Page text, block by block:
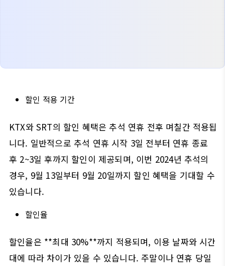
할인 적용 기간
KTX와 SRT의 할인 혜택은 추석 연휴 전후 며칠간 적용됩
니다. 일반적으로 추석 연휴 시작 3일 전부터 연휴 종료
후 2~3일 후까지 할인이 제공되며, 이번 2024년 추석의
경우, 9월 13일부터 9월 20일까지 할인 혜택을 기대할 수
있습니다.
할인율
할인율은 **최대 30%**까지 적용되며, 이용 날짜와 시간
대에 따라 차이가 있을 수 있습니다. 주말이나 연휴 당일